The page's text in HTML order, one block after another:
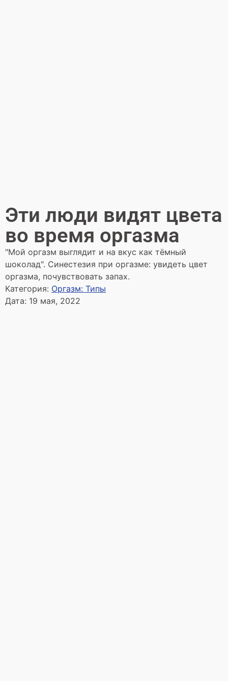
Эти люди видят цвета
во время оргазма
"Мой оргазм выглядит и на вкус как тёмный
шоколад". Синестезия при оргазме: увидеть цвет
оргазма, почувствовать запах.
Категория: Оргазм: Типы
Дата: 19 мая, 2022